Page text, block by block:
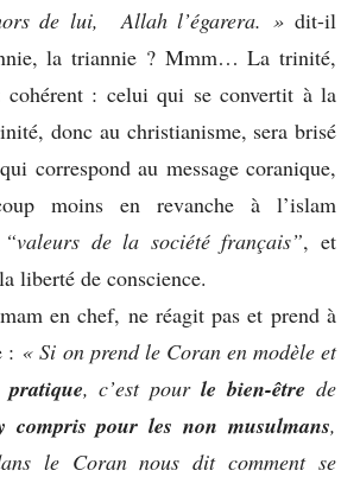
de lui, Allah l’égarera. » dit-il
la triannie ? Mmm… La trinité,
cohérent : celui qui se convertit à la
donc au christianisme, sera brisé
correspond au message coranique,
moins en revanche à l’islam
“valeurs de la société français”, et
liberté de conscience.
en chef, ne réagit pas et prend à
: « Si on prend le Coran en modèle et
, c’est pourle bien-êtrede
compris pour les non musulmans,
le Coran nous dit comment se